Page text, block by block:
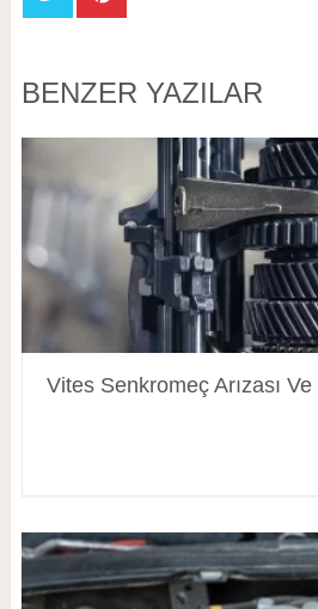
BENZER YAZILAR
Vites Senkromeç Arızası